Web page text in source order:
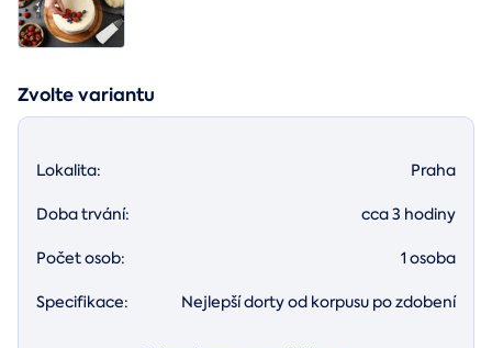
Zvolte variantu
Lokalita: Praha
Doba trvání: cca 3 hodiny
Počet osob: 1 osoba
Specifikace: Nejlepší dorty od korpusu po zdobení